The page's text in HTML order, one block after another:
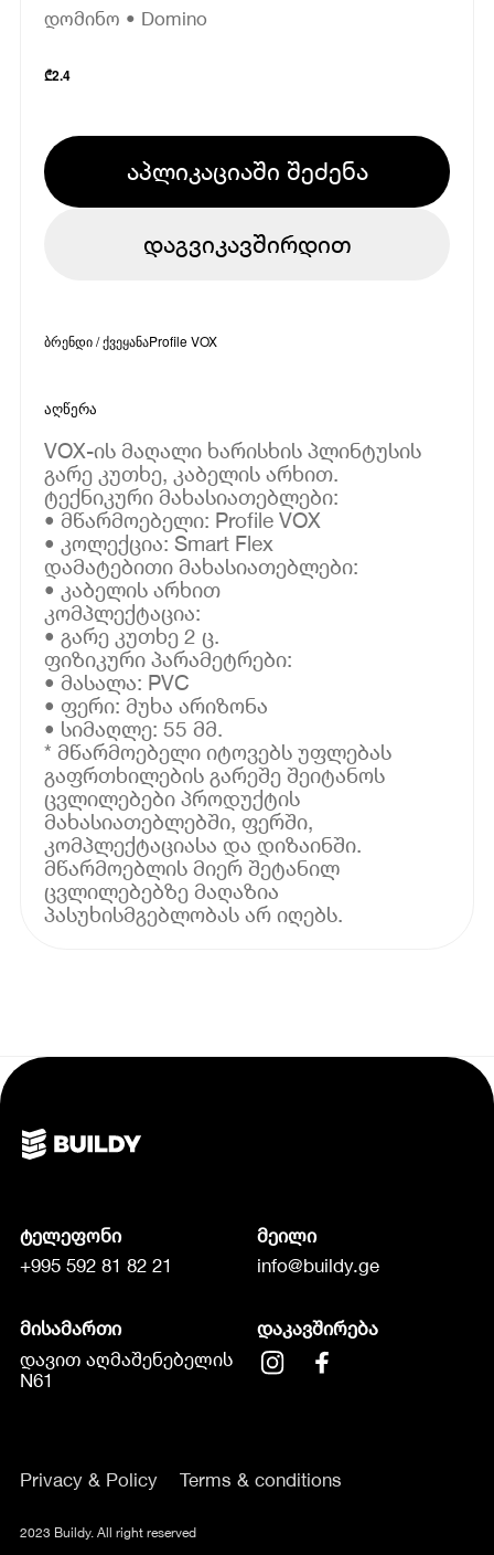
დომინო • Domino
₾2.4
აპლიკაციაში შეძენა
დაგვიკავშირდით
ბრენდი / ქვეყანაProfile VOX
აღწერა
VOX-ის მაღალი ხარისხის პლინტუსის
გარე კუთხე, კაბელის არხით.
ტექნიკური მახასიათებლები:
• მწარმოებელი: Profile VOX
• კოლექცია: Smart Flex
დამატებითი მახასიათებლები:
• კაბელის არხით
კომპლექტაცია:
• გარე კუთხე 2 ც.
ფიზიკური პარამეტრები:
• მასალა: PVC
• ფერი: მუხა არიზონა
• სიმაღლე: 55 მმ.
* მწარმოებელი იტოვებს უფლებას
გაფრთხილების გარეშე შეიტანოს
ცვლილებები პროდუქტის
მახასიათებლებში, ფერში,
კომპლექტაციასა და დიზაინში.
მწარმოებლის მიერ შეტანილ
ცვლილებებზე მაღაზია
პასუხისმგებლობას არ იღებს.
ტელეფონი
+995 592 81 82 21
მეილი
info@buildy.ge
მისამართი
დავით აღმაშენებელის
N61
დაკავშირება
Privacy & Policy Terms & conditions
2023 Buildy. All right reserved